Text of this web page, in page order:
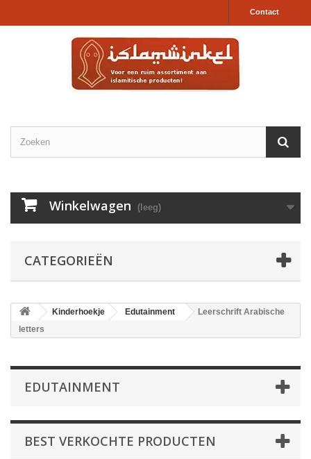
Contact
Winkelwagen (leeg)
CATEGORIEËN
Kinderhoekje Edutainment
Leerschrift Arabische
letters
EDUTAINMENT
BEST VERKOCHTE PRODUCTEN